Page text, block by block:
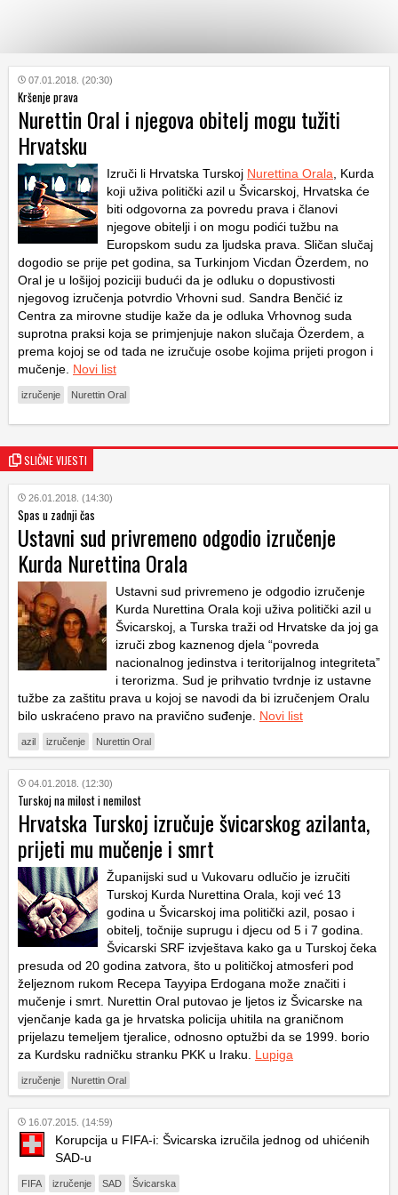
KATEGORIJE
HRVATSKI
WEB
07.01.2018. (20:30)
Kršenje prava
Nurettin Oral i njegova obitelj mogu tužiti
Hrvatsku
Izruči li Hrvatska Turskoj Nurettina Orala , Kurda
koji uživa politički azil u Švicarskoj, Hrvatska će
biti odgovorna za povredu prava i članovi
njegove obitelji i on mogu podići tužbu na
Europskom sudu za ljudska prava. Sličan slučaj
dogodio se prije pet godina, sa Turkinjom Vicdan Özerdem, no
Oral je u lošijoj poziciji budući da je odluku o dopustivosti
njegovog izručenja potvrdio Vrhovni sud. Sandra Benčić iz
Centra za mirovne studije kaže da je odluka Vrhovnog suda
suprotna praksi koja se primjenjuje nakon slučaja Özerdem, a
prema kojoj se od tada ne izručuje osobe kojima prijeti progon i
mučenje. Novi list
izručenje Nurettin Oral
SLIČNE VIJESTI
26.01.2018. (14:30)
Spas u zadnji čas
Ustavni sud privremeno odgodio izručenje
Kurda Nurettina Orala
Ustavni sud privremeno je odgodio izručenje
Kurda Nurettina Orala koji uživa politički azil u
Švicarskoj, a Turska traži od Hrvatske da joj ga
izruči zbog kaznenog djela “povreda
nacionalnog jedinstva i teritorijalnog integriteta”
i terorizma. Sud je prihvatio tvrdnje iz ustavne
tužbe za zaštitu prava u kojoj se navodi da bi izručenjem Oralu
bilo uskraćeno pravo na pravično suđenje. Novi list
azil izručenje Nurettin Oral
04.01.2018. (12:30)
Turskoj na milost i nemilost
Hrvatska Turskoj izručuje švicarskog azilanta,
prijeti mu mučenje i smrt
Županijski sud u Vukovaru odlučio je izručiti
Turskoj Kurda Nurettina Orala, koji već 13
godina u Švicarskoj ima politički azil, posao i
obitelj, točnije suprugu i djecu od 5 i 7 godina.
Švicarski SRF izvještava kako ga u Turskoj čeka
presuda od 20 godina zatvora, što u političkoj atmosferi pod
željeznom rukom Recepa Tayyipa Erdogana može značiti i
mučenje i smrt. Nurettin Oral putovao je ljetos iz Švicarske na
vjenčanje kada ga je hrvatska policija uhitila na graničnom
prijelazu temeljem tjeralice, odnosno optužbi da se 1999. borio
za Kurdsku radničku stranku PKK u Iraku. Lupiga
izručenje Nurettin Oral
16.07.2015. (14:59)
Korupcija u FIFA-i: Švicarska izručila jednog od uhićenih
SAD-u
FIFA izručenje SAD Švicarska